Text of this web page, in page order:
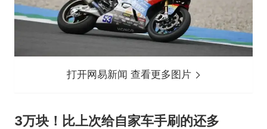
打开网易新闻 查看更多图片
3万块！比上次给自家车手刷的还多